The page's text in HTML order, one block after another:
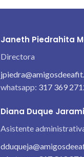
Janeth Piedrahita
Directora
whatsapp: 317 369
Diana Duque
Asistente